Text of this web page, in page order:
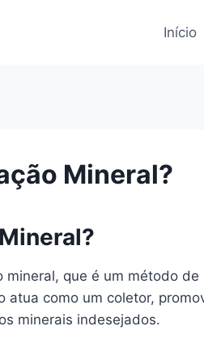
Início
Mineral?
que é um método
como um coletor,
minerais indesejados.